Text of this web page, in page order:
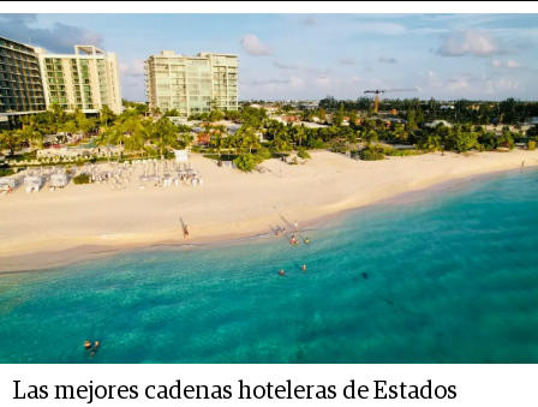
Las mejores cadenas hoteleras de Estados